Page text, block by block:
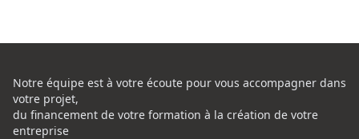
Notre équipe est à votre écoute pour vous accompagner dans
votre projet,
du financement de votre formation à la création de votre
entreprise